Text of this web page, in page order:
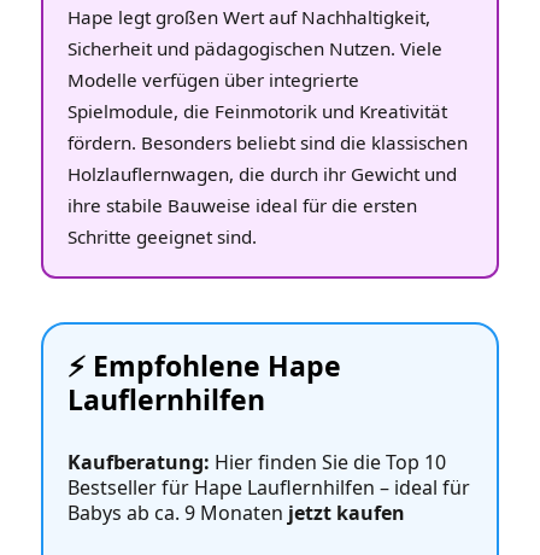
Hape legt großen Wert auf Nachhaltigkeit,
Sicherheit und pädagogischen Nutzen. Viele
Modelle verfügen über integrierte
Spielmodule, die Feinmotorik und Kreativität
fördern. Besonders beliebt sind die klassischen
Holzlauflernwagen, die durch ihr Gewicht und
ihre stabile Bauweise ideal für die ersten
Schritte geeignet sind.
⚡️ Empfohlene Hape
Lauflernhilfen
Kaufberatung: Hier finden Sie die Top 10
Bestseller für Hape Lauflernhilfen – ideal für
Babys ab ca. 9 Monaten jetzt kaufen